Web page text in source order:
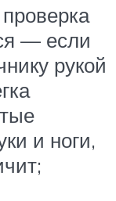
— если
рукой
и ноги,